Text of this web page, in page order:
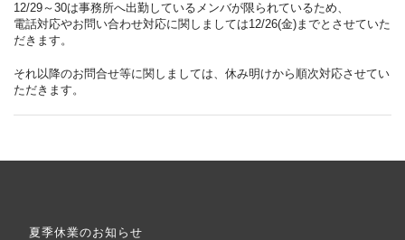
12/29～30は事務所へ出勤しているメンバが限られているため、
電話対応やお問い合わせ対応に関しましては12/26(金)までとさせていた
だきます。
それ以降のお問合せ等に関しましては、休み明けから順次対応させてい
ただきます。
夏季休業のお知らせ